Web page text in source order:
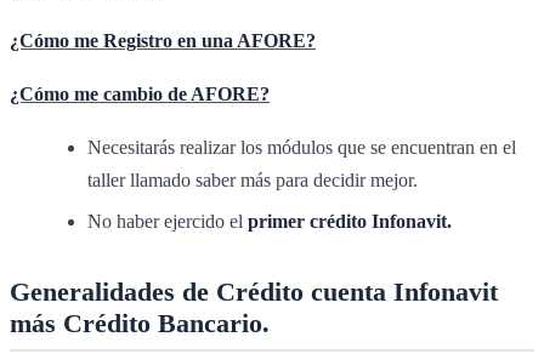
¿Cómo me Registro en una AFORE?
¿Cómo me cambio de AFORE?
Necesitarás realizar los módulos que se encuentran en el
taller llamado saber más para decidir mejor.
No haber ejercido el primer crédito Infonavit.
Generalidades de Crédito cuenta Infonavit
más Crédito Bancario.